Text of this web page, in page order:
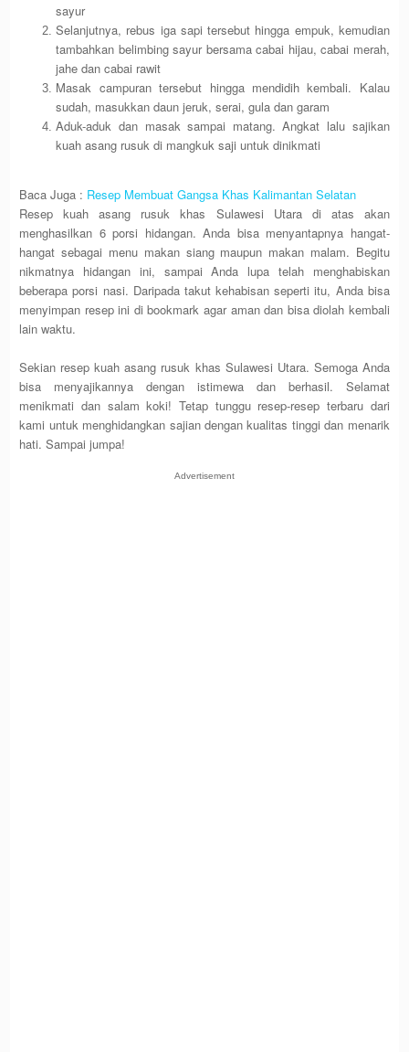
sayur
Selanjutnya, rebus iga sapi tersebut hingga empuk, kemudian
tambahkan belimbing sayur bersama cabai hijau, cabai merah,
jahe dan cabai rawit
Masak campuran tersebut hingga mendidih kembali. Kalau
sudah, masukkan daun jeruk, serai, gula dan garam
Aduk-aduk dan masak sampai matang. Angkat lalu sajikan
kuah asang rusuk di mangkuk saji untuk dinikmati
Baca Juga : Resep Membuat Gangsa Khas Kalimantan Selatan
Resep kuah asang rusuk khas Sulawesi Utara di atas akan
menghasilkan 6 porsi hidangan. Anda bisa menyantapnya hangat-
hangat sebagai menu makan siang maupun makan malam. Begitu
nikmatnya hidangan ini, sampai Anda lupa telah menghabiskan
beberapa porsi nasi. Daripada takut kehabisan seperti itu, Anda bisa
menyimpan resep ini di bookmark agar aman dan bisa diolah kembali
lain waktu.
Sekian resep kuah asang rusuk khas Sulawesi Utara. Semoga Anda
bisa menyajikannya dengan istimewa dan berhasil. Selamat
menikmati dan salam koki! Tetap tunggu resep-resep terbaru dari
kami untuk menghidangkan sajian dengan kualitas tinggi dan menarik
hati. Sampai jumpa!
Advertisement